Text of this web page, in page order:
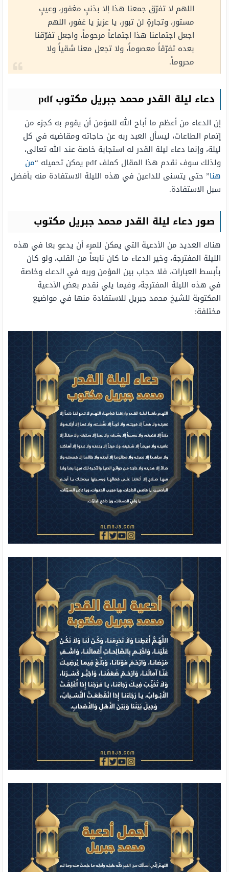
اللهم لا تفرّق جمعنا هذا إلا بذنبٍ مغفور، وعيبٍ
مستور، وتجارةٍ لن تبور، يا عزيز يا غفور، اللهم
اجعل اجتماعنا هذا اجتماعاً مرحوماً، واجعل تفرّقنا
بعده تفرّقاً معصوماً، ولا تجعل معنا شقياً ولا
محروماً.
دعاء ليلة القدر محمد جبريل مكتوب pdf
إن الدعاء من أعظم ما أباح الله للمؤمن أن يقوم به كجزء من
إتمام الطاعات، ليسأل العبد ربه عن حاجاته ومقاضيه في كل
ليلة، وإنما دعاء ليلة القدر له استجابة خاصة عند الله تعالى،
ولذلك سوف نقدم هذا المقال كملف pdf يمكن تحميله “
من
هنا” حتى يتسنى للداعين في هذه الليلة الاستفادة منه بأفضل
سبل الاستفادة.
صور دعاء ليلة القدر محمد جبريل مكتوب
هناك العديد من الأدعية التي يمكن للمرء أن يدعو بعا في هذه
الليلة المفترجة، وخير الدعاء ما كان نابعاً من القلب، ولو كان
بأبسط العبارات، فلا حجاب بين المؤمن وربه في الدعاء وخاصة
في هذه الليلة المفترجة، وفيما يلي نقدم بعض الأدعية
المكتوبة للشيخ محمد جبريل للاستفادة منها في مواضيع
مختلفة: